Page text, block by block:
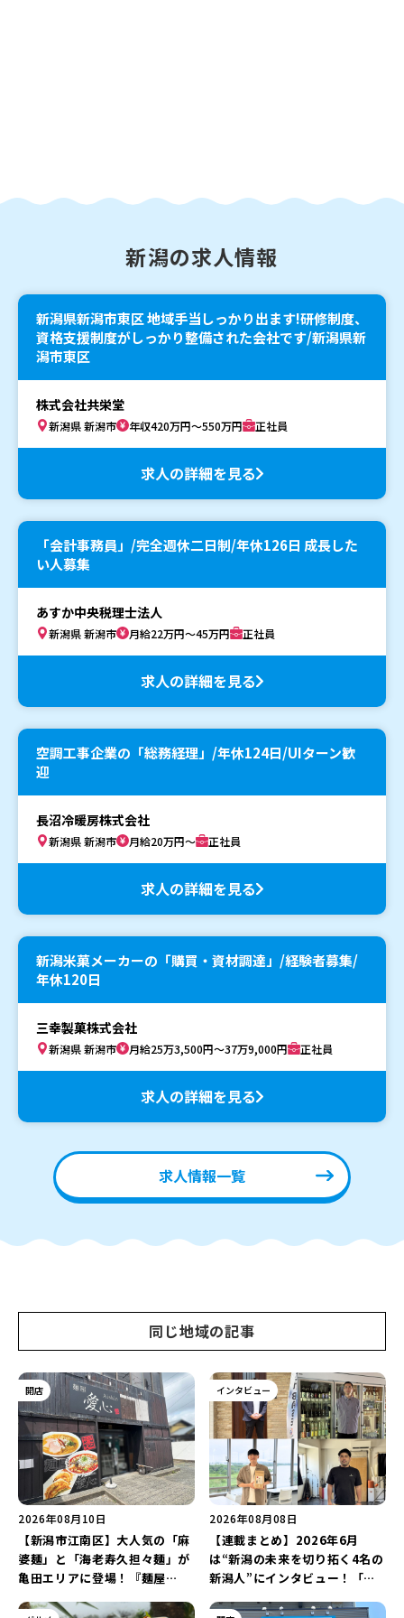
新潟の求人情報
新潟県新潟市東区 地域手当しっかり出ます!研修制度、
資格支援制度がしっかり整備された会社です/新潟県新
潟市東区
株式会社共栄堂
新潟県 新潟市 年収420万円～550万円 正社員
求人の詳細を見る
「会計事務員」/完全週休二日制/年休126日 成長した
い人募集
あすか中央税理士法人
新潟県 新潟市 月給22万円～45万円 正社員
求人の詳細を見る
空調工事企業の「総務経理」/年休124日/UIターン歓
迎
長沼冷暖房株式会社
新潟県 新潟市 月給20万円～ 正社員
求人の詳細を見る
新潟米菓メーカーの「購買・資材調達」/経験者募集/
年休120日
三幸製菓株式会社
新潟県 新潟市 月給25万3,500円～37万9,000円 正社員
求人の詳細を見る
求人情報一覧
同じ地域の記事
開店
2026年08月10日
【新潟市江南区】大人気の「麻
婆麺」と「海老寿久担々麺」が
亀田エリアに登場！『麺屋
インタビュー
2026年08月08日
【連載まとめ】2026年6月
は“新潟の未来を切り拓く4名の
新潟人”にインタビュー！「学